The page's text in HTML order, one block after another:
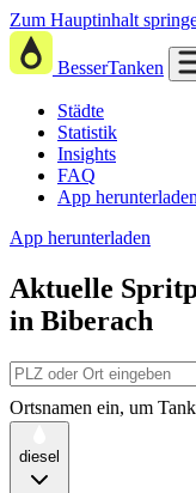
Zum Hauptinhalt
BesserTanken
Städte
Statistik
Insights
FAQ
App herunterladen
App herunterladen
Aktuelle
in Biberach
Ortsnamen ein, um
diesel